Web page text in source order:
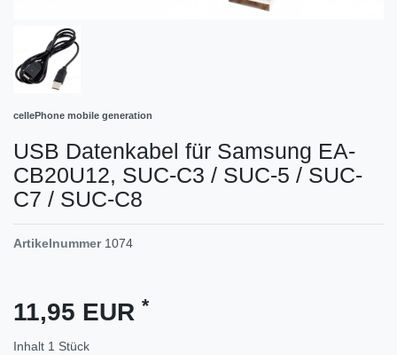
cellePhone mobile generation
USB Datenkabel für Samsung EA-
CB20U12, SUC-C3 / SUC-5 / SUC-
C7 / SUC-C8
Artikelnummer 1074
11,95 EUR *
Inhalt 1 Stück